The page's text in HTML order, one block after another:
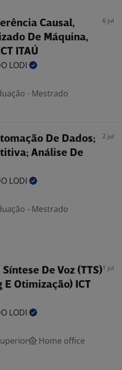
Causal,
De Máquina,
ITAÚ
6 jul
LODI
- Mestrado
De Dados;
Análise De
2 jul
LODI
- Mestrado
De Voz (TTS)
E Otimização) ICT
1 jul
LODI
Home office